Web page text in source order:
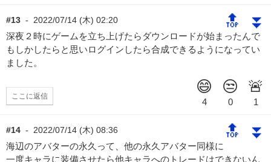
#13 - 2022/07/14 (木) 02:20 🔝 ⏬
深夜２時にゲームを立ち上げたらダウンロードが始まったんで
もしかしたらと思いログインしたら合成できるようになってい
ました。
ここに返信
#14 - 2022/07/14 (木) 08:36 🔝 ⏬
海辺のアバターの永久って、他の永久アバター同様に
一度キャラに装備させたら他キャラへのトレードはできないん